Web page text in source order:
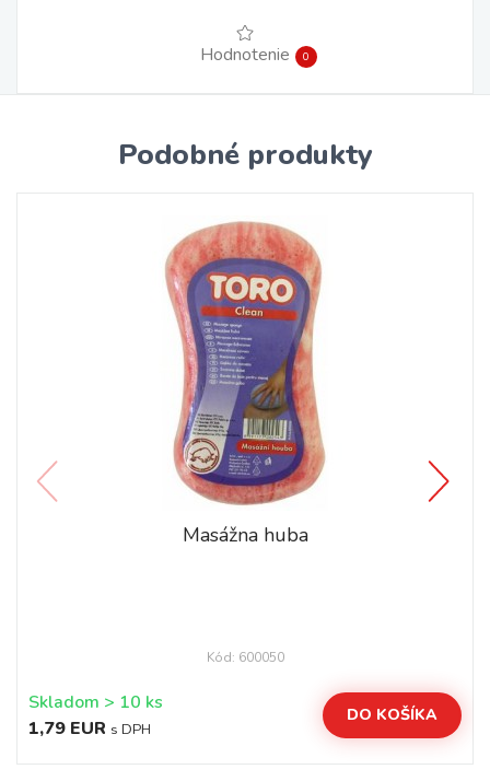
Hodnotenie 0
Podobné produkty
Masážna huba
Kód: 600050
Skladom > 10 ks
1,79 EUR s DPH
DO KOŠÍKA